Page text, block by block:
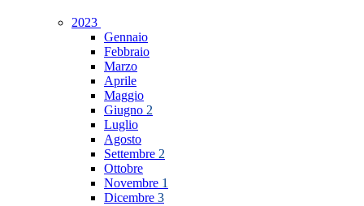
2023
Gennaio
Febbraio
Marzo
Aprile
Maggio
Giugno 2
Luglio
Agosto
Settembre 2
Ottobre
Novembre 1
Dicembre 3